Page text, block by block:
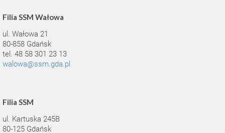
Filia SSM Wałowa
ul. Wałowa 21
80-858 Gdańsk
tel. 48 58 301 23 13
walowa@ssm.gda.pl
Filia SSM
ul. Kartuska 245B
80-125 Gdańsk